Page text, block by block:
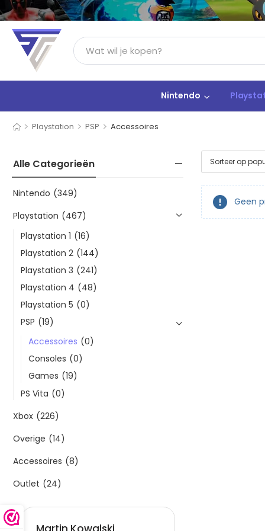
Nintendo
> Playstation > PSP > Accessoires
Alle Categorieën
Nintendo (349)
Playstation (467)
Playstation 1 (16)
Playstation 2 (144)
Playstation 3 (241)
Playstation 4 (48)
Playstation 5 (0)
PSP (19)
Accessoires (0)
Consoles (0)
Games (19)
PS Vita (0)
Xbox (226)
Overige (14)
Accessoires (8)
Outlet (24)
Geen